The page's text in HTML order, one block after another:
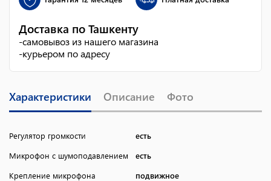
Доставка по Ташкенту
-самовывоз из нашего магазина
-курьером по адресу
Характеристики Описание Фото
Регулятор громкости
есть
Микрофон с шумоподавлением
есть
Крепление микрофона
подвижное